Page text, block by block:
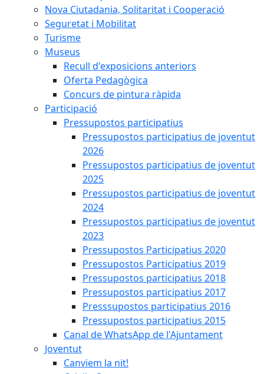
Nova Ciutadania, Solitaritat i Cooperació
Seguretat i Mobilitat
Turisme
Museus
Recull d'exposicions anteriors
Oferta Pedagògica
Concurs de pintura ràpida
Participació
Pressupostos participatius
Pressupostos participatius de joventut
2026
Pressupostos participatius de joventut
2025
Pressupostos participatius de joventut
2024
Pressupostos participatius de joventut
2023
Pressupostos Participatius 2020
Pressupostos Participatius 2019
Pressupostos participatius 2018
Pressupostos participatius 2017
Presssupostos participatius 2016
Pressupostos participatius 2015
Canal de WhatsApp de l'Ajuntament
Joventut
Canviem la nit!